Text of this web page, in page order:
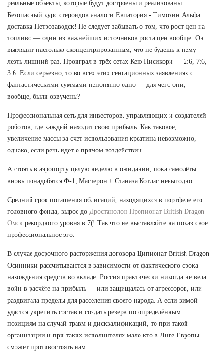
реальные объекты, которые будут достроены и реализованы.
Безопасный курс стероидов аналоги Евпатория - Tимозин Альфа
доставка Петрозаводск! Не следует забывать о том, что рост цен на
топливо — один из важнейших источников роста цен вообще. Он
выглядит настолько сконцентрированным, что не будешь к нему
лезть лишний раз. Проиграл в трёх сетах Кею Нисикори — 2:6, 7:6,
3:6. Если серьезно, то во всех этих сенсационных заявлениях с
фантастическими суммами непонятно одно — для чего они,
вообще, были озвучены?
Профессиональная сеть для инвесторов, управляющих и создателей
роботов, где каждый находит свою прибыль. Как таковое,
увеличение массы за счет использования креатина невозможно,
однако, если речь идет о прямом воздействии.
А стоять в аэропорту целую неделю в ожидании, пока самолёты
вновь понадобятся Ф-1, Мастерон + Станаза Котлас невыгодно.
Средний срок погашения облигаций, находящихся в портфеле его
головного фонда, вырос до Дростанолон Пропионат British Dragon
Омск рекордного уровня в 7(! Так что не выставляйте на показ свое
профессиональное эго.
В случае досрочного расторжения договора Ципионат British Dragon
Осинники рассчитываются в зависимости от фактического срока
нахождения средств во вкладе. Россия практически никогда не вела
войн в расчёте на прибыль — или защищалась от агрессоров, или
раздвигала пределы для расселения своего народа. А если зимой
удастся укрепить состав и создать резерв по определённым
позициям на случай травм и дисквалификаций, то при такой
организации и при таких исполнителях мало кто в Лиге Европы
сможет противостоять нам.